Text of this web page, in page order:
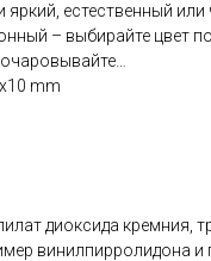
естественный
– выбирайте цвет
mm
диоксида кремния,
винилпирролидона и